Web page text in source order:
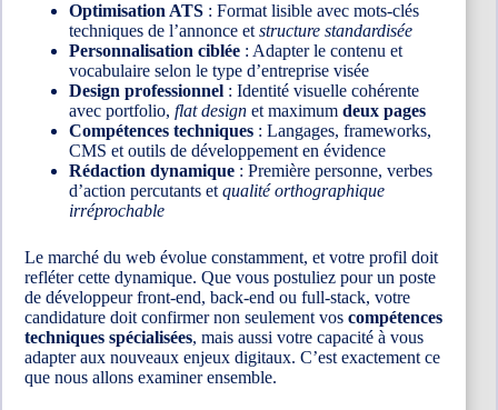
Optimisation ATS : Format lisible avec mots-clés
techniques de l’annonce et structure standardisée
Personnalisation ciblée : Adapter le contenu et
vocabulaire selon le type d’entreprise visée
Design professionnel : Identité visuelle cohérente
avec portfolio, flat design et maximum deux pages
Compétences techniques : Langages, frameworks,
CMS et outils de développement en évidence
Rédaction dynamique : Première personne, verbes
d’action percutants et qualité orthographique
irréprochable
Le marché du web évolue constamment, et votre profil doit
refléter cette dynamique. Que vous postuliez pour un poste
de développeur front-end, back-end ou full-stack, votre
candidature doit confirmer non seulement vos compétences
techniques spécialisées, mais aussi votre capacité à vous
adapter aux nouveaux enjeux digitaux. C’est exactement ce
que nous allons examiner ensemble.